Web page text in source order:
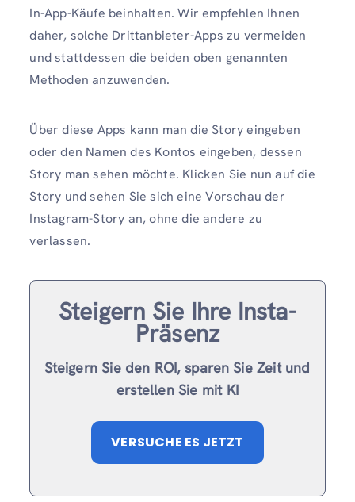
In-App-Käufe beinhalten. Wir empfehlen Ihnen
daher, solche Drittanbieter-Apps zu vermeiden
und stattdessen die beiden oben genannten
Methoden anzuwenden.
Über diese Apps kann man die Story eingeben
oder den Namen des Kontos eingeben, dessen
Story man sehen möchte. Klicken Sie nun auf die
Story und sehen Sie sich eine Vorschau der
Instagram-Story an, ohne die andere zu
verlassen.
Steigern Sie Ihre Insta-
Präsenz
Steigern Sie den ROI, sparen Sie Zeit und
erstellen Sie mit KI
VERSUCHE ES JETZT